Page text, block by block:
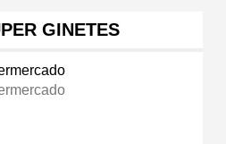
GINETES